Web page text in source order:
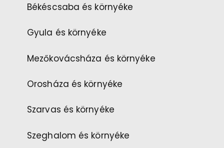
Békéscsaba és környéke
Gyula és környéke
Mezőkovácsháza és környéke
Orosháza és környéke
Szarvas és környéke
Szeghalom és környéke